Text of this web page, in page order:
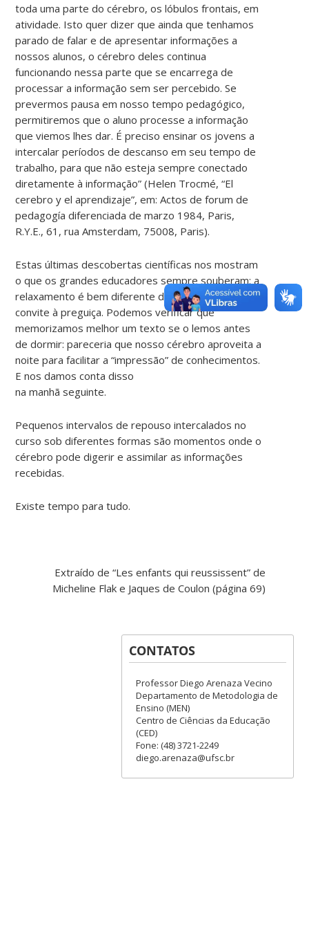
toda uma parte do cérebro, os lóbulos frontais, em
atividade. Isto quer dizer que ainda que tenhamos
parado de falar e de apresentar informações a
nossos alunos, o cérebro deles continua
funcionando nessa parte que se encarrega de
processar a informação sem ser percebido. Se
prevermos pausa em nosso tempo pedagógico,
permitiremos que o aluno processe a informação
que viemos lhes dar. É preciso ensinar os jovens a
intercalar períodos de descanso em seu tempo de
trabalho, para que não esteja sempre conectado
diretamente à informação” (Helen Trocmé, “El
cerebro y el aprendizaje”, em: Actos de forum de
pedagogía diferenciada de marzo 1984, Paris,
R.Y.E., 61, rua Amsterdam, 75008, Paris).
Estas últimas descobertas científicas nos mostram
o que os grandes educadores sempre souberam: a
relaxamento é bem diferente da diversão ou do
convite à preguiça. Podemos verificar que
memorizamos melhor um texto se o lemos antes
de dormir: pareceria que nosso cérebro aproveita a
noite para facilitar a “impressão” de conhecimentos.
E nos damos conta disso
na manhã seguinte.
Pequenos intervalos de repouso intercalados no
curso sob diferentes formas são momentos onde o
cérebro pode digerir e assimilar as informações
recebidas.
Existe tempo para tudo.
Extraído de “Les enfants qui reussissent” de
Micheline Flak e Jaques de Coulon (página 69)
CONTATOS
Professor Diego Arenaza Vecino
Departamento de Metodologia de
Ensino (MEN)
Centro de Ciências da Educação
(CED)
Fone: (48) 3721-2249
diego.arenaza@ufsc.br